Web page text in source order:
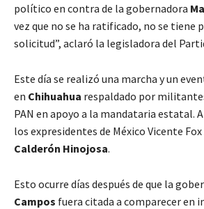
político en contra de la gobernadora
vez que no se ha ratificado, no se tiene
solicitud”, aclaró la legisladora del
Este día se realizó una marcha y un
en Chihuahua respaldado por
PAN en apoyo a la mandataria estatal.
los expresidentes de México Vicente Fox
Calderón Hinojosa.
Esto ocurre días después de que la
Campos fuera citada a comparecer en